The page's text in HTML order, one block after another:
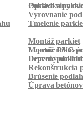
Pokládka
Oprava
Vyrovnanie
Tmelenie
Montáž parkiet
Montáž
Lepenie PVC
Lepenie
Drevený obklad
Rekonštrukcia
Brúsenie
Úprava